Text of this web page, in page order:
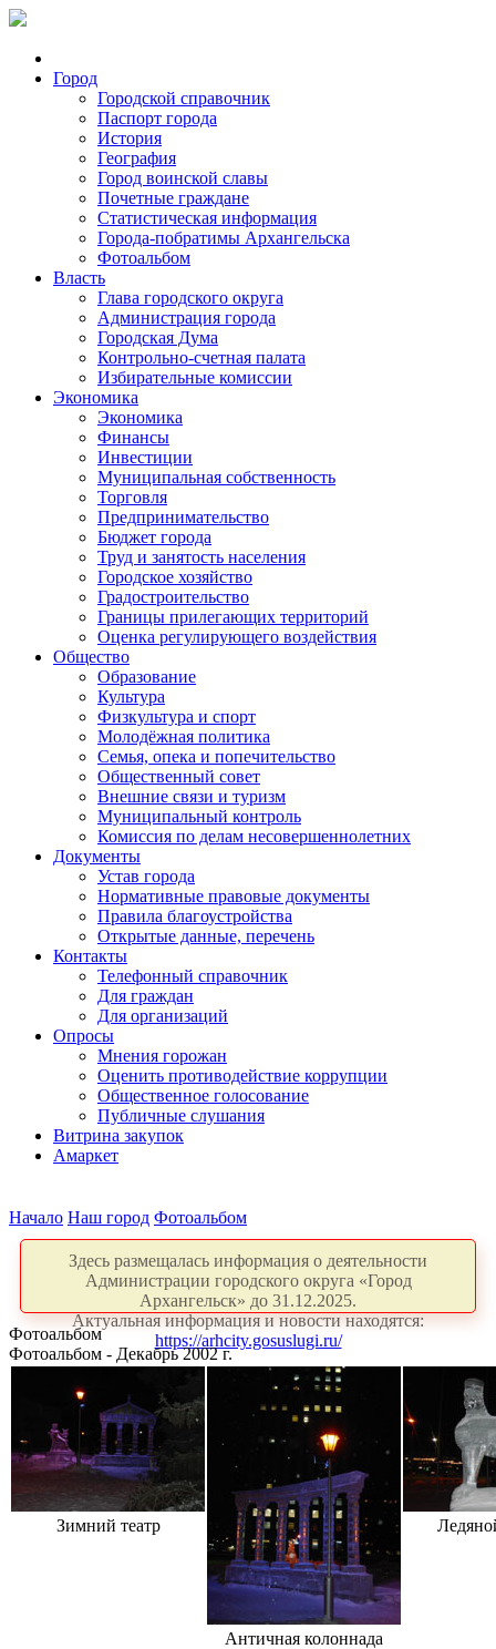
Город
Городской справочник
Паспорт города
История
География
Город воинской славы
Почетные граждане
Статистическая информация
Города-побратимы Архангельска
Фотоальбом
Власть
Глава городского округа
Администрация города
Городская Дума
Контрольно-счетная палата
Избирательные комиссии
Экономика
Экономика
Финансы
Инвестиции
Муниципальная собственность
Торговля
Предпринимательство
Бюджет города
Труд и занятость населения
Городское хозяйство
Градостроительство
Границы прилегающих территорий
Оценка регулирующего воздействия
Общество
Образование
Культура
Физкультура и спорт
Молодёжная политика
Семья, опека и попечительство
Общественный совет
Внешние связи и туризм
Муниципальный контроль
Комиссия по делам несовершеннолетних
Документы
Устав города
Нормативные правовые документы
Правила благоустройства
Открытые данные, перечень
Контакты
Телефонный справочник
Для граждан
Для организаций
Опросы
Мнения горожан
Оценить противодействие коррупции
Общественное голосование
Публичные слушания
Витрина закупок
Амаркет
Начало Наш город Фотоальбом
Здесь размещалась информация о деятельности
Администрации городского округа «Город
Архангельск» до 31.12.2025.
Актуальная информация и новости находятся:
https://arhcity.gosuslugi.ru/
Фотоальбом
Фотоальбом - Декабрь 2002 г.
Зимний театр
Античная колоннада